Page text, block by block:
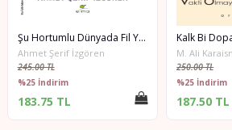
Şu Hortumlu Dünyada Fil Yalnız Bir Hayvandır Kalk Bi Dopamin Demle
M. Ali Karaismailoğlu, Serkan
187.50 TL